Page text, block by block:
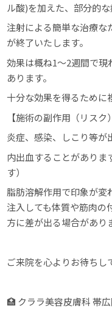
ル酸)を加えた、部分的
注射による簡単な治療な
が終了いたします。
効果は概ね1～2週間で
あります。
十分な効果を得るために
【施術の副作用（リスク
炎症、感染、しこり等が
内出血することがありま
す）
脂肪溶解作用で印象が変
注入しても体質や筋肉の
方に差が出る場合があり
ご来院を心よりお待ちし
🏥 クララ美容皮膚科 帯